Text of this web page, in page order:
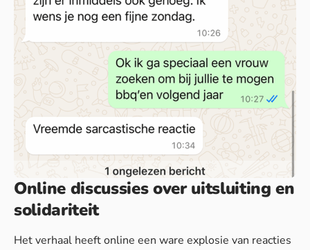
Online discussies over uitsluiting en
solidariteit
Het verhaal heeft online een ware explosie van reacties